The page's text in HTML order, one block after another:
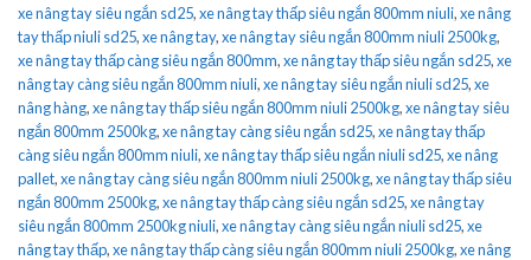
xe nâng tay siêu ngắn sd25,xe nâng tay thấp siêu ngắn 800mm niuli,xe nâng
tay thấp niuli sd25,xe nâng tay,xe nâng tay siêu ngắn 800mm niuli 2500kg,
xe nâng tay thấp càng siêu ngắn 800mm,xe nâng tay thấp siêu ngắn sd25,xe
nâng tay càng siêu ngắn 800mm niuli,xe nâng tay siêu ngắn niuli sd25,xe
nâng hàng,xe nâng tay thấp siêu ngắn 800mm niuli 2500kg,xe nâng tay siêu
ngắn 800mm 2500kg,xe nâng tay càng siêu ngắn sd25,xe nâng tay thấp
càng siêu ngắn 800mm niuli,xe nâng tay thấp siêu ngắn niuli sd25,xe nâng
pallet,xe nâng tay càng siêu ngắn 800mm niuli 2500kg,xe nâng tay thấp siêu
ngắn 800mm 2500kg,xe nâng tay thấp càng siêu ngắn sd25,xe nâng tay
siêu ngắn 800mm 2500kg niuli,xe nâng tay càng siêu ngắn niuli sd25,xe
nâng tay thấp,xe nâng tay thấp càng siêu ngắn 800mm niuli 2500kg,xe nâng